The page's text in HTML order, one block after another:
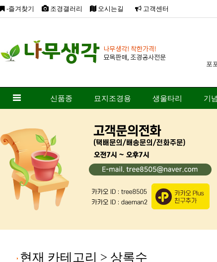
-즐겨찾기 조경갤러리 오시는길 고객센터
포
신품종 묘지조경용 생울타리 기
현재 카테고리 > 상록수